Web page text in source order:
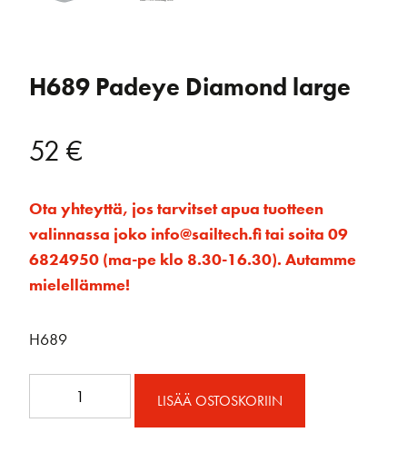
H689 Padeye Diamond large
52 €
Ota yhteyttä, jos tarvitset apua tuotteen
valinnassa joko info@sailtech.fi tai soita 09
6824950 (ma-pe klo 8.30-16.30). Autamme
mielellämme!
H689
LISÄÄ OSTOSKORIIN